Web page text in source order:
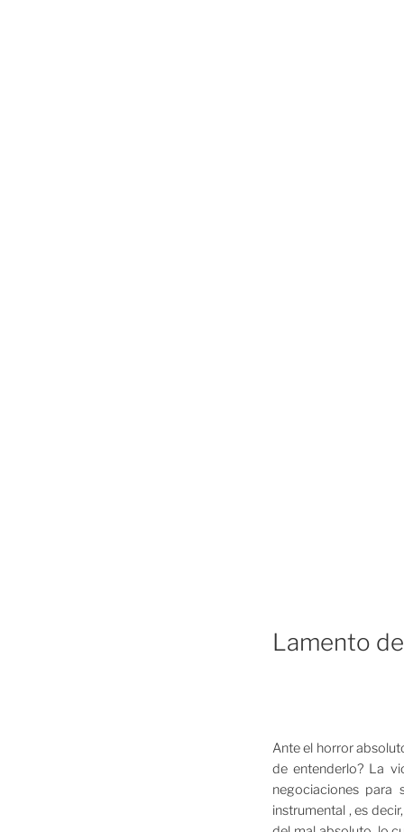
Lamento
Ante el horror
de entenderlo? La
negociaciones
instrumental , es